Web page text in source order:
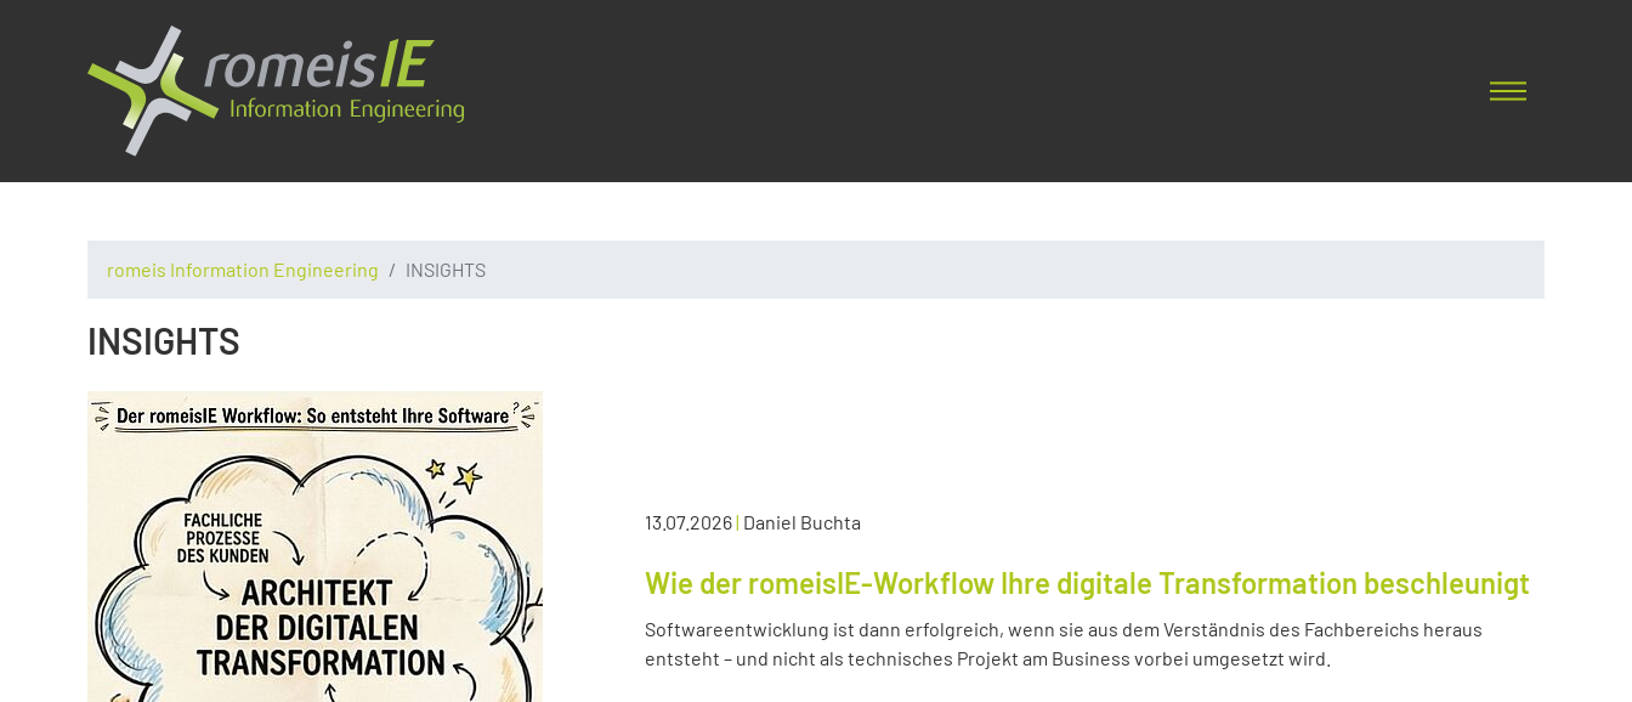
romeis Information Engineering INSIGHTS
INSIGHTS
13.07.2026| Daniel Buchta
Wie der romeisIE-Workflow Ihre digitale Transformation beschleunigt
Softwareentwicklung ist dann erfolgreich, wenn sie aus dem Verständnis des Fachbereichs heraus
entsteht – und nicht als technisches Projekt am Business vorbei umgesetzt wird.